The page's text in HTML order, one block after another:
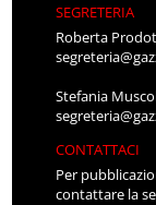
SEGRETERIA
Roberta
Stefania
CONTATTACI
Per
contattare la